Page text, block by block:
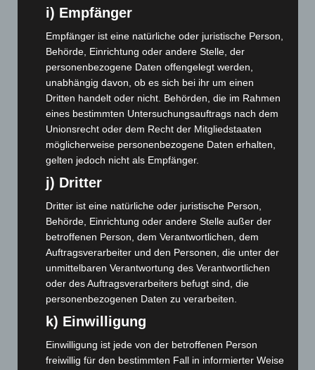
März 2026(115)
Februar 2026(109)
(122)
Dezember 2025(103)
November 2025(114)
Oktober 2025(112)
September 2025(93)
August 2025(90)
Juli 2025(90)
Juni 2025(103)
Mai 2025
(112)
April 2025(88)
März 2025(111)
(96)
Januar 2025
(88)
November 2024 (94)
i) Empfänger
Empfänger ist eine natürliche oder juristische Person,
Behörde, Einrichtung oder andere Stelle, der
personenbezogene Daten offengelegt werden,
unabhängig davon, ob es sich bei ihr um einen
Dritten handelt oder nicht. Behörden, die im Rahmen
eines bestimmten Untersuchungsauftrags nach dem
Unionsrecht oder dem Recht der Mitgliedstaaten
möglicherweise personenbezogene Daten erhalten,
gelten jedoch nicht als Empfänger.
j) Dritter
Dritter ist eine natürliche oder juristische Person,
Behörde, Einrichtung oder andere Stelle außer der
betroffenen Person, dem Verantwortlichen, dem
Auftragsverarbeiter und den Personen, die unter der
unmittelbaren Verantwortung des Verantwortlichen
oder des Auftragsverarbeiters befugt sind, die
personenbezogenen Daten zu verarbeiten.
k) Einwilligung
Einwilligung ist jede von der betroffenen Person
freiwillig für den bestimmten Fall in informierter Weise